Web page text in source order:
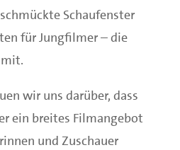
Schaufenster
für Jungfilmer – die
wir uns darüber, dass
ein breites Filmangebot
und Zuschauer